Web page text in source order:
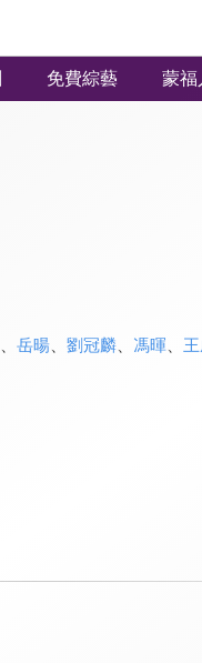
免費綜藝 蒙福
岳暘、 劉冠麟、 馮暉